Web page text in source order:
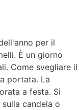
per il
È un giorno
Come svegliare il
portata. La
a festa. Si
candela o